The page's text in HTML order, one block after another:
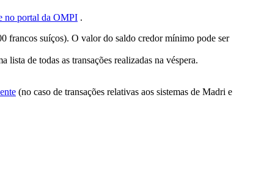
no portal da OMPI .
francos suíços). O valor do saldo credor mínimo pode ser
de todas as transações realizadas na véspera.
(no caso de transações relativas aos sistemas de Madri e